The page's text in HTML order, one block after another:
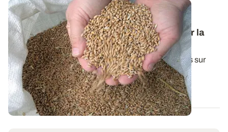
Variétés et interventions d’automne : des
références techniques pour bien démarrer la
campagne en céréales à paille
Une synthèse de l'ensemble de nos essais conduits sur
céréales d'hiver durant la dernière...
29 SEPT. 2025